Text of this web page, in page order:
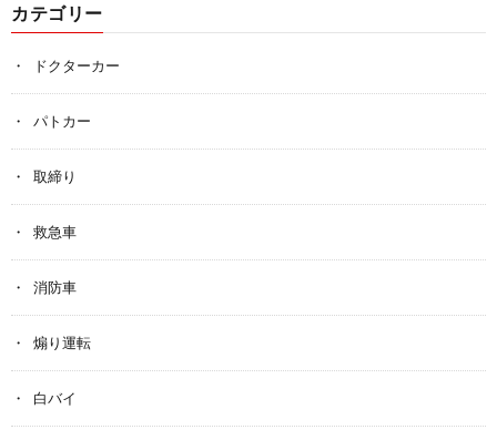
カテゴリー
ドクターカー
パトカー
取締り
救急車
消防車
煽り運転
白バイ